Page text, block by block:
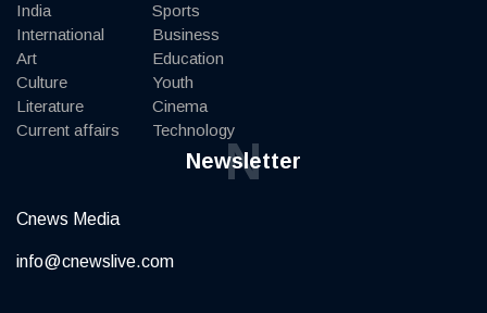
India
International
Art
Culture
Literature
Current affairs
Sports
Business
Education
Youth
Cinema
Technology
Newsletter
N
Cnews Media
info@cnewslive.com